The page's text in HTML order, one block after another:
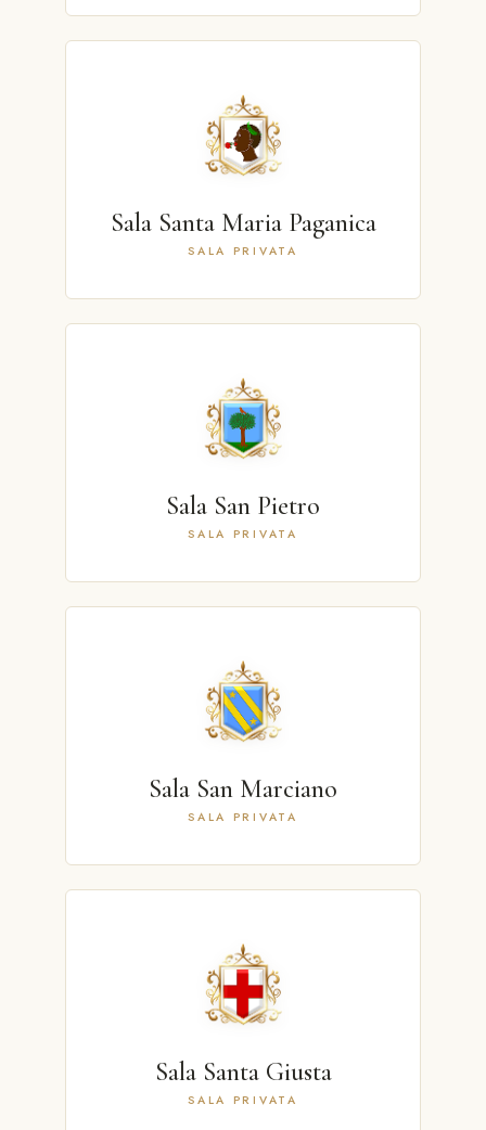
Sala Santa Maria Paganica
SALA PRIVATA
Sala San Pietro
SALA PRIVATA
Sala San Marciano
SALA PRIVATA
Sala Santa Giusta
SALA PRIVATA